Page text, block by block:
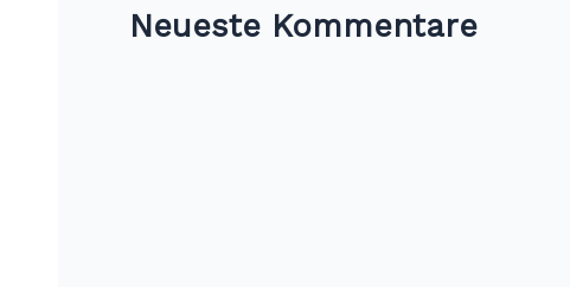
Neueste Kommentare